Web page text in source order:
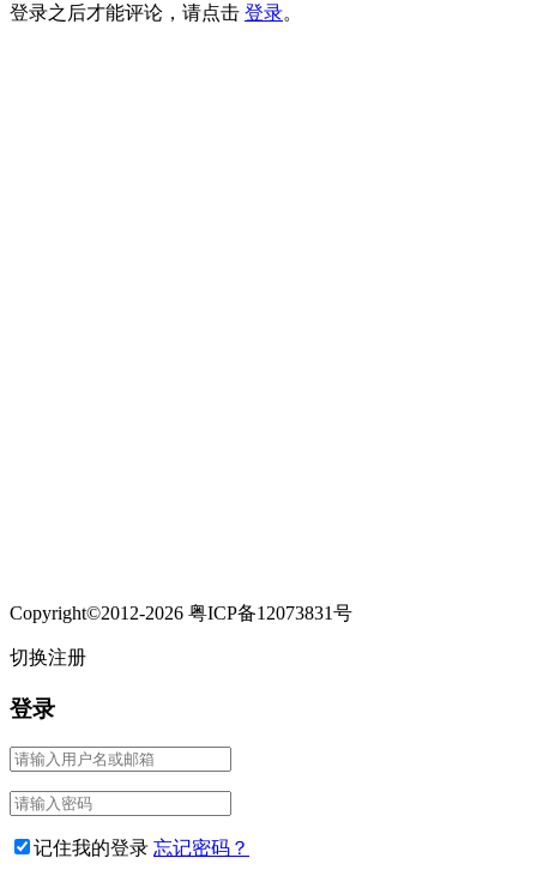
登录之后才能评论，请点击 登录。
Copyright©2012-2026 粤ICP备12073831号
切换注册
登录
记住我的登录 忘记密码？